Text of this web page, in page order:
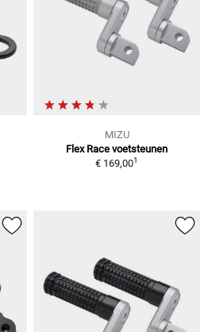
MIZU
Flex Race voetsteunen
€ 169,001